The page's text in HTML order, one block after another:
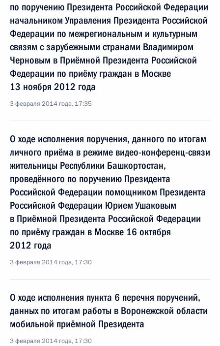
по поручению Президента Российской Федерации
начальником Управления Президента Российской
Федерации по межрегиональным и культурным
связям с зарубежными странами Владимиром
Черновым в Приёмной Президента Российской
Федерации по приёму граждан в Москве
13 ноября 2012 года
3 февраля 2014 года, 17:35
О ходе исполнения поручения, данного по итогам
личного приёма в режиме видео-конференц-связи
жительницы Республики Башкортостан,
проведённого по поручению Президента
Российской Федерации помощником Президента
Российской Федерации Юрием Ушаковым
в Приёмной Президента Российской Федерации
по приёму граждан в Москве 16 октября
2012 года
3 февраля 2014 года, 17:30
О ходе исполнения пункта 6 перечня поручений,
данных по итогам работы в Воронежской области
мобильной приёмной Президента
3 февраля 2014 года, 17:30